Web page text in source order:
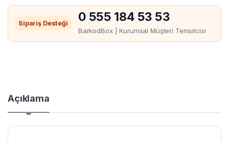
Sipariş Desteği 0 555 184 53 53
BarkodBox | Kurumsal Müşteri Temsilcisi
Açıklama